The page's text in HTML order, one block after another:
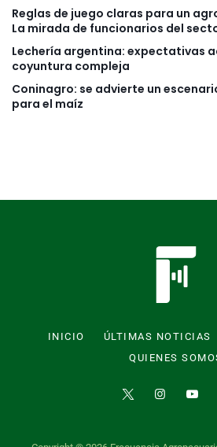
Reglas de juego claras para un
La mirada de funcionarios del
Lechería argentina: expectativas
coyuntura compleja
Coninagro: se advierte un
para el maíz
INICIO ÚLTIMAS NOTICIAS
QUIENES